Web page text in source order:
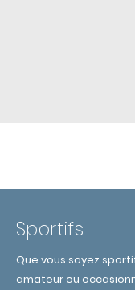
Sportifs
Que vous soyez
amateur ou